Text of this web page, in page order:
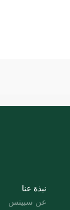
نبذة عنا
عن سبينس